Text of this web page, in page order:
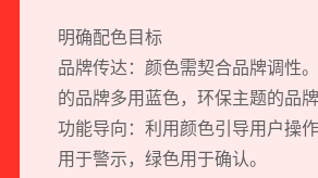
明确配色目标
品牌传达：颜色需契合品牌调性
的品牌多用蓝色，环保主题的品牌
功能导向：利用颜色引导用户操
用于警示，绿色用于确认。